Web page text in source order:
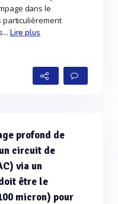
dans le
particulièrement
Lire plus
profond de
circuit de
via un
être le
micron) pour